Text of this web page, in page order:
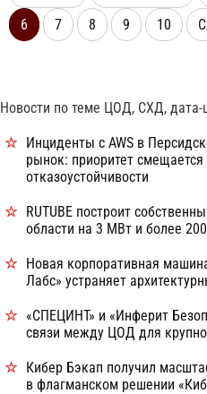
6
7 8 9 10
Новости по теме ЦОД, СХД, дата-
Инциденты с AWS в
рынок: приоритет
отказоустойчивости
RUTUBE построит
области на 3 МВт и более
Новая корпоративная
Лабс» устраняет
«СПЕЦИНТ» и «Инферит
связи между ЦОД для
Кибер Бэкап получил
в флагманском решении